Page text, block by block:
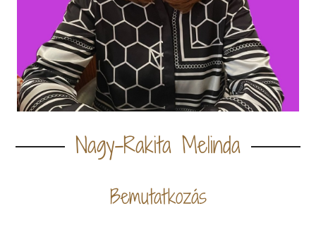
Nagy-Rakita Melinda
Bemutatkozás